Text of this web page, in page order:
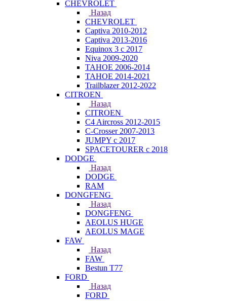
CHEVROLET
Назад
CHEVROLET
Captiva 2010-2012
Captiva 2013-2016
Equinox 3 с 2017
Niva 2009-2020
TAHOE 2006-2014
TAHOE 2014-2021
Trailblazer 2012-2022
CITROEN
Назад
CITROEN
C4 Aircross 2012-2015
C-Crosser 2007-2013
JUMPY с 2017
SPACETOURER с 2018
DODGE
Назад
DODGE
RAM
DONGFENG
Назад
DONGFENG
AEOLUS HUGE
AEOLUS MAGE
FAW
Назад
FAW
Bestun T77
FORD
Назад
FORD